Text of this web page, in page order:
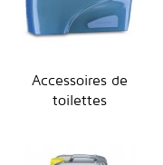
Accessoires de
toilettes